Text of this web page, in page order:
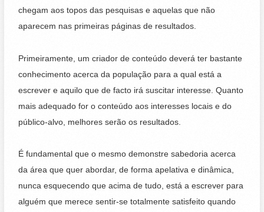
chegam aos topos das pesquisas e aquelas que não
aparecem nas primeiras páginas de resultados.
Primeiramente, um criador de conteúdo deverá ter bastante
conhecimento acerca da população para a qual está a
escrever e aquilo que de facto irá suscitar interesse. Quanto
mais adequado for o conteúdo aos interesses locais e do
público-alvo, melhores serão os resultados.
É fundamental que o mesmo demonstre sabedoria acerca
da área que quer abordar, de forma apelativa e dinâmica,
nunca esquecendo que acima de tudo, está a escrever para
alguém que merece sentir-se totalmente satisfeito quando